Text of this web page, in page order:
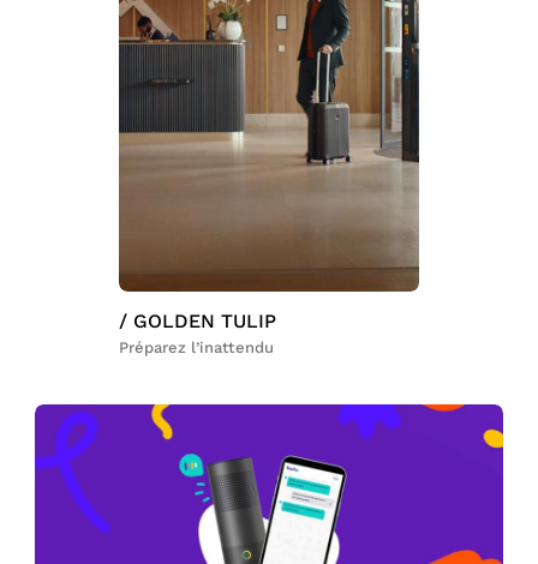
/ GOLDEN TULIP
Préparez l’inattendu